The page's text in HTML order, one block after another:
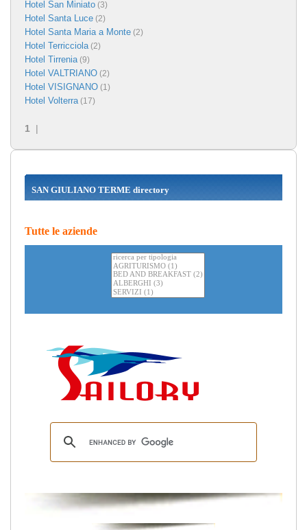
Hotel San Miniato (3)
Hotel Santa Luce (2)
Hotel Santa Maria a Monte (2)
Hotel Terricciola(2)
Hotel Tirrenia(9)
Hotel VALTRIANO (2)
Hotel VISIGNANO (1)
Hotel Volterra(17)
1 |
SAN GIULIANO TERME directory
Tutte le aziende